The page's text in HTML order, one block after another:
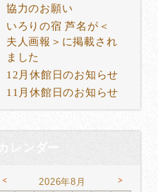
協力のお願い
いろりの宿 芦名が＜
夫人画報＞に掲載され
ました
12月休館日のお知らせ
11月休館日のお知らせ
カレンダー
< 2026年8月 >